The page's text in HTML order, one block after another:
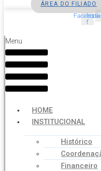
ÁREA DO FILIADO
Facebook-
f
Menu
HOME
INSTITUCIONAL
Histórico
Financeiro